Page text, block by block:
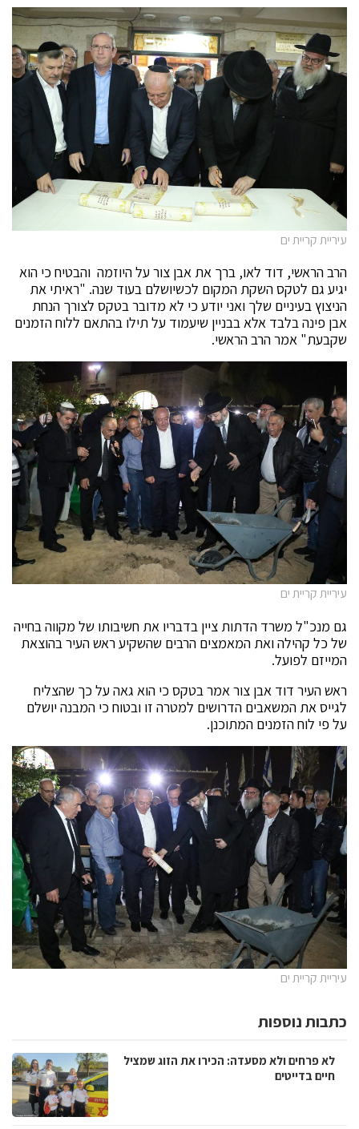
עיריית קריית ים
הרב הראשי, דוד לאו, ברך את אבן צור על היוזמה והבטיח כי הוא
יגיע גם לטקס השקת המקום לכשיושלם בעוד שנה. "ראיתי את
הניצוץ בעיניים שלך ואני יודע כי לא מדובר בטקס לצורך הנחת
אבן פינה בלבד אלא בבניין שיעמוד על תילו בהתאם ללוח הזמנים
שקבעת" אמר הרב הראשי.
עיריית קריית ים
גם מנכ"ל משרד הדתות ציין בדבריו את חשיבותו של מקווה בחייה
של כל קהילה ואת המאמצים הרבים שהשקיע ראש העיר בהוצאת
המייזם לפועל.
ראש העיר דוד אבן צור אמר בטקס כי הוא גאה על כך שהצליח
לגייס את המשאבים הדרושים למטרה זו ובטוח כי המבנה יושלם
על פי לוח הזמנים המתוכנן.
עיריית קריית ים
כתבות נוספות
לא פרחים ולא מסעדה: הכירו את הזוג שמציל
חיים בדייטים